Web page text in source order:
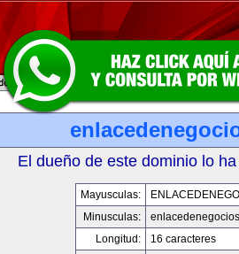
El dueño de este dominio lo
Mayusculas:
Minusculas:
Longitud:
16 caracteres